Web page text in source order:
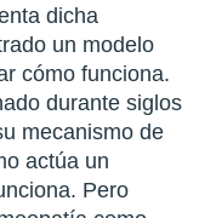
dicha
un modelo
cómo funciona.
durante siglos
mecanismo de
actúa un
Pero